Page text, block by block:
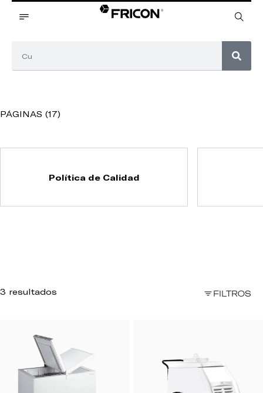
PÁGINAS (17)
Política de Calidad
3 resultados FILTROS
EMPUJE